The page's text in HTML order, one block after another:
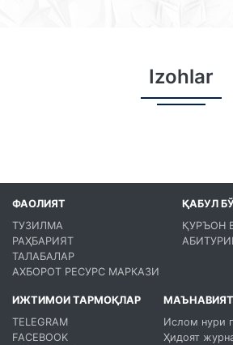
Izohlar
ФАОЛИЯТ
ТУЗИЛМА
РАҲБАРИЯТ
ТАЛАБАЛАР
АХБОРОТ РЕСУРС МАРКАЗИ
ҚАБУЛ
ҚУРЪОН
ИЖТИМОИ ТАРМОҚЛАР
TELEGRAM
FACEBOOK
Ислом нури
Ҳидоят